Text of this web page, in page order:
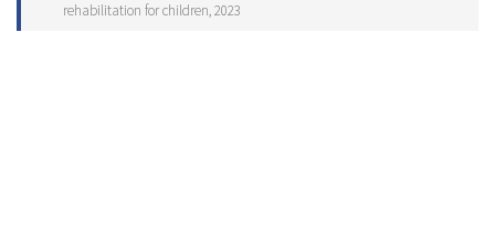
rehabilitation for children, 2023